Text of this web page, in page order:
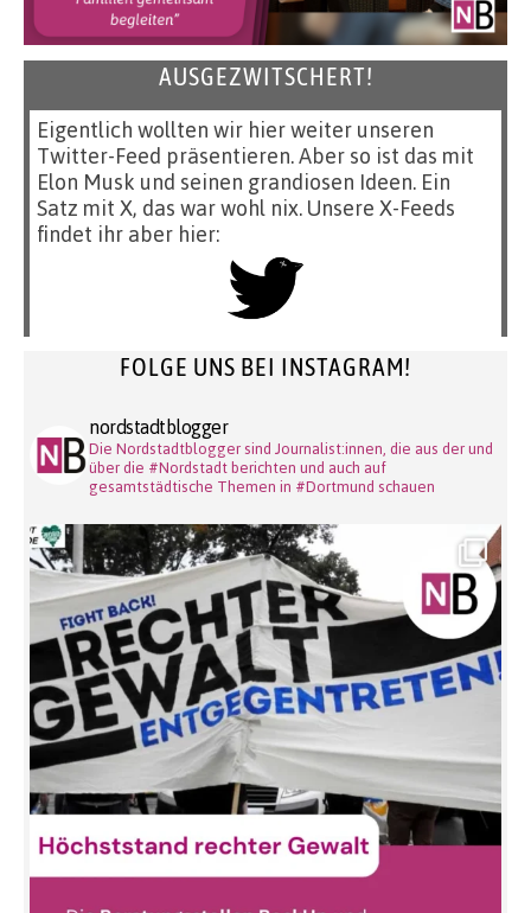
AUSGEZWITSCHERT!
Eigentlich wollten wir hier weiter unseren
Twitter-Feed präsentieren. Aber so ist das mit
Elon Musk und seinen grandiosen Ideen. Ein
Satz mit X, das war wohl nix. Unsere X-Feeds
findet ihr aber hier:
FOLGE UNS BEI INSTAGRAM!
nordstadtblogger
Die Nordstadtblogger sind Journalist:innen, die aus der und
über die #Nordstadt berichten und auch auf
gesamtstädtische Themen in #Dortmund schauen